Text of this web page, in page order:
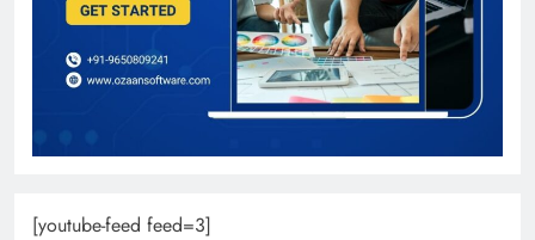
[youtube-feed feed=3]